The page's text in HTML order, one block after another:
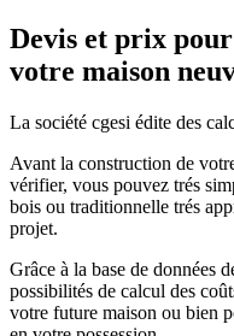
Devis et prix
votre maison
La société cgesi édite des
Avant la construction de
vérifier, vous pouvez trés
bois ou traditionnelle trés
projet.
Grâce à la base de données
possibilités de calcul des
votre future maison ou bien